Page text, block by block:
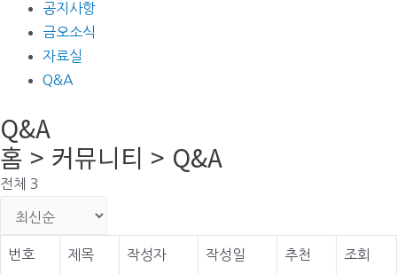
공지사항
금오소식
자료실
Q&A
Q&A
홈 > 커뮤니티 > Q&A
전체 3
번호 제목 작성자 작성일 추천 조회